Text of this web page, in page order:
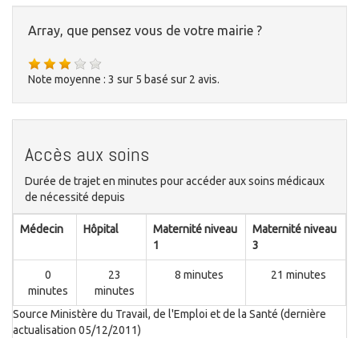
Array, que pensez vous de votre mairie ?
Note moyenne : 3 sur 5 basé sur 2 avis.
Accès aux soins
Durée de trajet en minutes pour accéder aux soins médicaux
de nécessité depuis
Médecin Hôpital
Maternité niveau
1
Maternité niveau
3
0
minutes
23
minutes
8 minutes 21 minutes
Source Ministère du Travail, de l'Emploi et de la Santé (dernière
actualisation 05/12/2011)